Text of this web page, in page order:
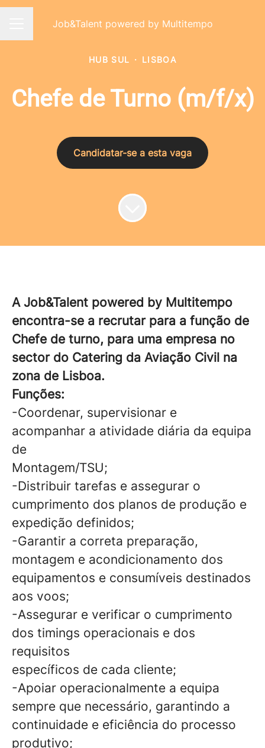
Menu de carreiras
Job&Talent powered by Multitempo
HUB SUL · LISBOA
Chefe de Turno (m/f/x)
Candidatar-se a esta vaga
A Job&Talent powered by Multitempo
encontra-se a recrutar para a função de
Chefe de turno, para uma empresa no
sector do Catering da Aviação Civil na
zona de Lisboa.
Funções:
-Coordenar, supervisionar e
acompanhar a atividade diária da equipa
de
Montagem/TSU;
-Distribuir tarefas e assegurar o
cumprimento dos planos de produção e
expedição definidos;
-Garantir a correta preparação,
montagem e acondicionamento dos
equipamentos e consumíveis destinados
aos voos;
-Assegurar e verificar o cumprimento
dos timings operacionais e dos
requisitos
específicos de cada cliente;
-Apoiar operacionalmente a equipa
sempre que necessário, garantindo a
continuidade e eficiência do processo
produtivo;